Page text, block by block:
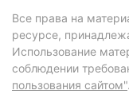
Все права на
ресурсе,
Использование
соблюдении
пользования сайтом"